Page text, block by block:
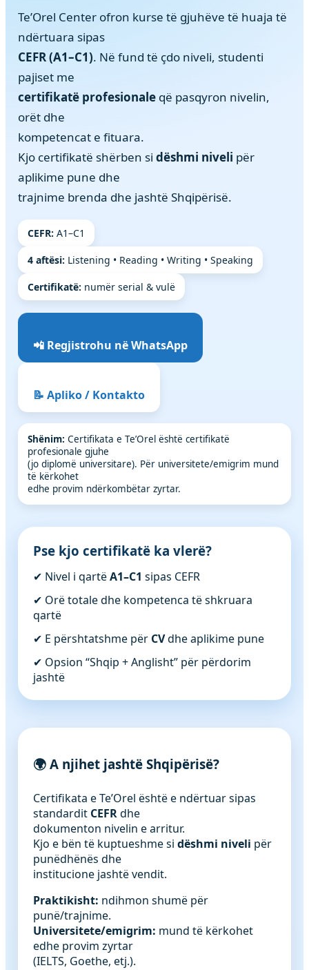
Te’Orel Center ofron kurse të gjuhëve të huaja të
ndërtuara sipas
CEFR (A1–C1). Në fund të çdo niveli, studenti
pajiset me
certifikatë profesionale që pasqyron nivelin,
orët dhe
kompetencat e fituara.
Kjo certifikatë shërben si dëshmi niveli për
aplikime pune dhe
trajnime brenda dhe jashtë Shqipërisë.
CEFR: A1–C1
4 aftësi: Listening • Reading • Writing • Speaking
Certifikatë: numër serial & vulë
📲 Regjistrohu në WhatsApp
📝 Apliko / Kontakto
Shënim: Certifikata e Te’Orel është certifikatë
profesionale gjuhe
(jo diplomë universitare). Për universitete/emigrim mund
të kërkohet
edhe provim ndërkombëtar zyrtar.
Pse kjo certifikatë ka vlerë?
✔ Nivel i qartëA1–C1 sipas CEFR
✔ Orë totale dhe kompetenca të shkruara
qartë
✔ E përshtatshme për CVdhe aplikime pune
✔ Opsion “Shqip + Anglisht” për përdorim
jashtë
🌍 A njihet jashtë Shqipërisë?
Certifikata e Te’Orel është e ndërtuar sipas
standardit CEFRdhe
dokumenton nivelin e arritur.
Kjo e bën të kuptueshme si dëshmi niveli për
punëdhënës dhe
institucione jashtë vendit.
Praktikisht: ndihmon shumë për
punë/trajnime.
Universitete/emigrim: mund të kërkohet
edhe provim zyrtar
(IELTS, Goethe, etj.).